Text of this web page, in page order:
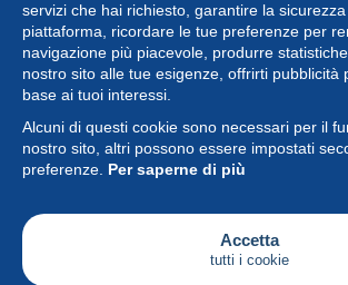
servizi che hai richiesto, garantire la
piattaforma, ricordare le tue preferenze per
navigazione più piacevole, produrre
nostro sito alle tue esigenze, offrirti pubblicità
base ai tuoi interessi.
Alcuni di questi cookie sono necessari per il
nostro sito, altri possono essere impostati
preferenze. Per saperne di più
Accetta
tutti i cookie
Collezione
Novità
Funzione
Società
Servizi